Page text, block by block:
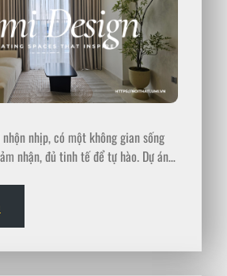
nhịp, có một không gian sống
nhận, đủ tinh tế để tự hào. Dự án…